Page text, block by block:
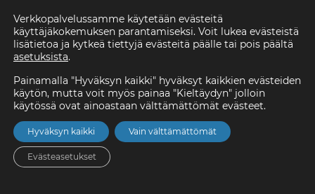
Viihtyisä koti keskeisellä
paikalla
As Oy Haukiputaan Onnessa asut vaivattomasti uudessa,
sinulle suunnitellussa kaupunkikodissa. Nelikerroksisessa
Verkkopalvelussamme käytetään evästeitä
käyttäjäkokemuksen parantamiseksi. Voit lukea evästeistä
lisätietoa ja kytkeä tiettyjä evästeitä päälle tai pois päältä
asetuksista.
Painamalla "Hyväksyn kaikki" hyväksyt kaikkien evästeiden
käytön, mutta voit myös painaa "Kieltäydyn" jolloin
käytössä ovat ainoastaan välttämättömät evästeet.
Hyväksyn kaikki Vain välttämättömät
Evästeasetukset